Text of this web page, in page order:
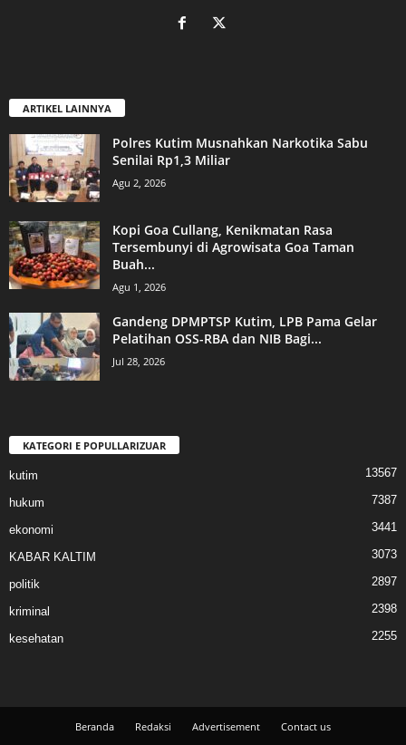
ARTIKEL LAINNYA
Polres Kutim Musnahkan Narkotika Sabu
Senilai Rp1,3 Miliar
Agu 2, 2026
Kopi Goa Cullang, Kenikmatan Rasa
Tersembunyi di Agrowisata Goa Taman
Buah...
Agu 1, 2026
Gandeng DPMPTSP Kutim, LPB Pama Gelar
Pelatihan OSS-RBA dan NIB Bagi...
Jul 28, 2026
KATEGORI E POPULLARIZUAR
kutim 13567
hukum 7387
ekonomi 3441
KABAR KALTIM 3073
politik 2897
kriminal 2398
kesehatan 2255
Beranda Redaksi Advertisement Contact us